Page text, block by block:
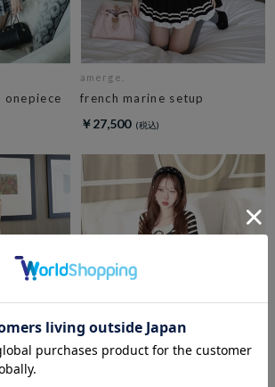
amerge.
french marine setup
￥27,500